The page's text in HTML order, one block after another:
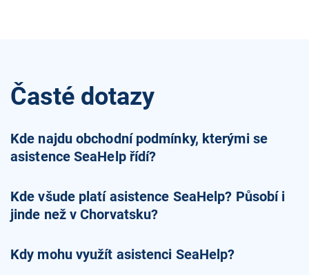
Časté dotazy
Kde najdu obchodní podmínky, kterými se
asistence SeaHelp řídí?
Kde všude platí asistence SeaHelp? Působí i
jinde než v Chorvatsku?
Kdy mohu využít asistenci SeaHelp?